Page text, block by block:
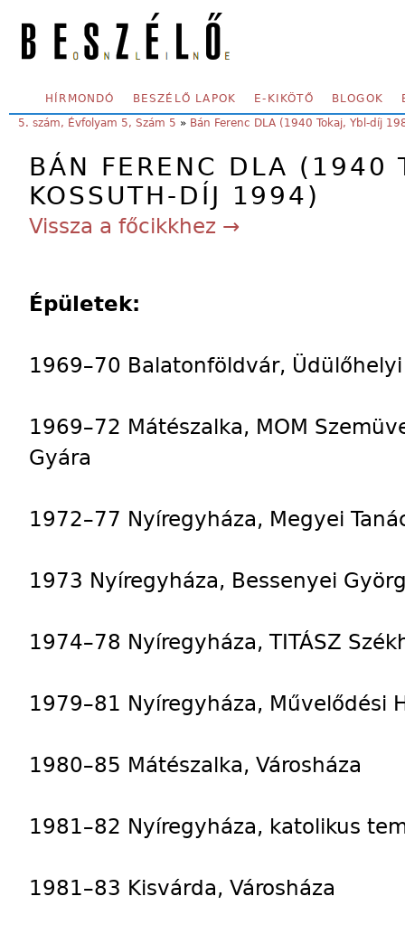
SECONDARY MENU
HÍRMONDÓ BESZÉLŐ LAPOK E-KIKÖTŐ BLOGOK
YOU ARE HERE:
5. szám, Évfolyam 5, Szám 5 » Bán Ferenc DLA (1940 Tokaj, Ybl-díj
BÁN FERENC DLA (1940
KOSSUTH-DÍJ 1994)
Vissza a főcikkhez →
Épületek:
1969–70 Balatonföldvár,
1969–72 Mátészalka, MOM
Gyára
1972–77 Nyíregyháza, Megyei
1973 Nyíregyháza, Bessenyei
1974–78 Nyíregyháza, TITÁSZ
1979–81 Nyíregyháza, Művelődési
1980–85 Mátészalka, Városháza
1981–82 Nyíregyháza, katolikus
1981–83 Kisvárda, Városháza